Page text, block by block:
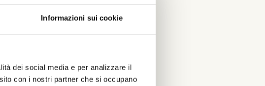
Informazioni sui cookie
dei social media e per analizzare il
con i nostri partner che si occupano